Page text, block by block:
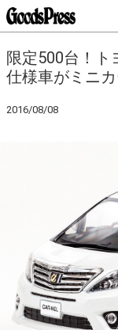
限定500台！ト
仕様車がミニ
2016/08/08